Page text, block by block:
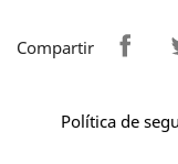
Compartir
Política de